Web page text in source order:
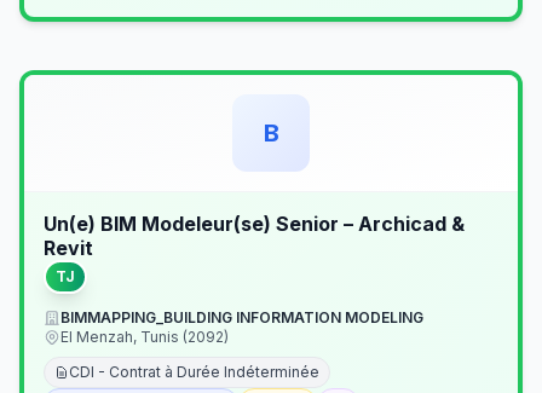
B
Un(e) BIM Modeleur(se) Senior – Archicad &
Revit
TJ
BIMMAPPING_BUILDING INFORMATION MODELING
El Menzah, Tunis (2092)
CDI - Contrat à Durée Indéterminée